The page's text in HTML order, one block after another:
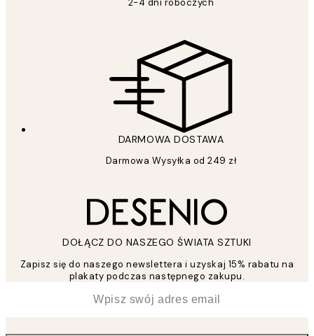
DARMOWA DOSTAWA
Darmowa Wysyłka od 249 zł
DOŁĄCZ DO NASZEGO ŚWIATA SZTUKI
Zapisz się do naszego newslettera i uzyskaj 15% rabatu na
plakaty podczas następnego zakupu.